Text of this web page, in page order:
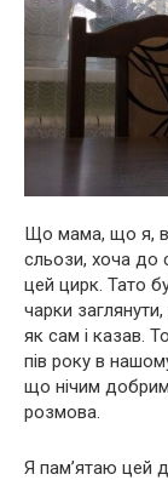
Що мама, що я, в
сльози, хоча до
цей цирк. Тато
чарки заглянути,
як сам і казав.
пів року в
що нічим
розмова.
Я пам’ятаю цей